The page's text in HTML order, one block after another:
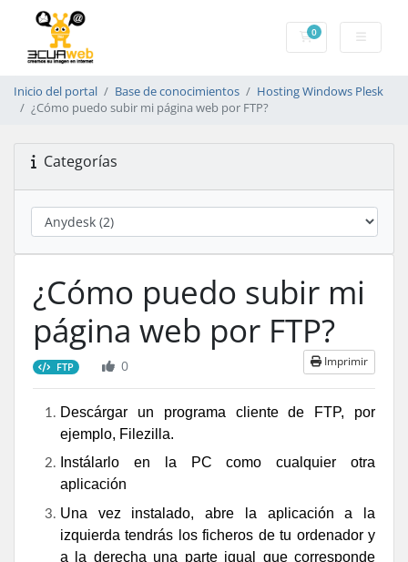
0Carrito
Inicio del portal Base de conocimientos
Hosting Windows Plesk
¿Cómo puedo subir mi página web por FTP?
Categorías
¿Cómo puedo subir mi
página web por FTP?
Imprimir
FTP 0
Descárgar un programa cliente de FTP, por
ejemplo, Filezilla.
Instálarlo en la PC como cualquier otra
aplicación
Una vez instalado, abre la aplicación a la
izquierda tendrás los ficheros de tu ordenador y
a la derecha una parte igual que corresponde